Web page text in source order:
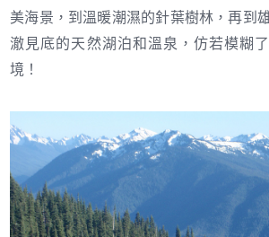
美海景，到溫暖潮濕的針葉樹林，再到
澈見底的天然湖泊和溫泉，仿若模糊
境！